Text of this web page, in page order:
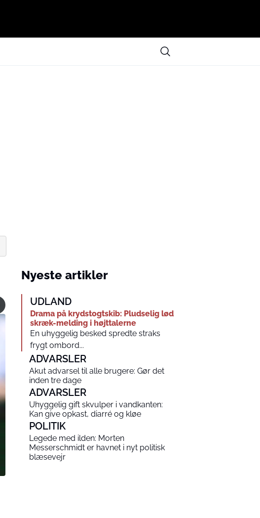
Nyeste artikler
UDLAND
Drama på krydstogtskib: Pludselig lød
skræk-melding i højttalerne
En uhyggelig besked spredte straks
frygt ombord...
ADVARSLER
Akut advarsel til alle brugere: Gør det
inden tre dage
ADVARSLER
Uhyggelig gift skvulper i vandkanten:
Kan give opkast, diarré og kløe
POLITIK
Legede med ilden: Morten
Messerschmidt er havnet i nyt politisk
blæsevejr